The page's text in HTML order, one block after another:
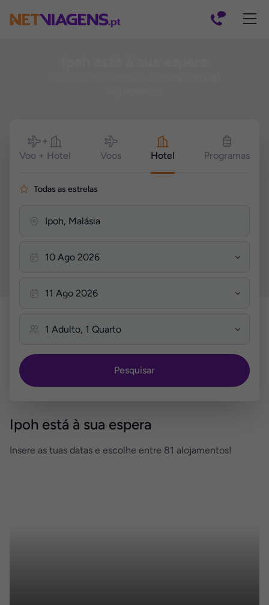
Pesquisar
Voo + Hotel Voos Hotel Programas
Todas as estrelas
Pesquisar
Ipoh está à sua espera
Insere as tuas datas e escolhe entre 81 alojamentos!